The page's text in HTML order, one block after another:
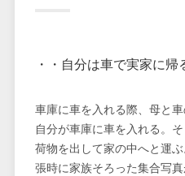
・・自分は車で実家に帰
車庫に車を入れる際、母と
自分が車庫に車を入れる。
荷物を出して家の中へと運
張時に家族そろった集合写